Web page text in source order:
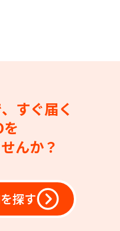
すぐ届く
んか？
探す